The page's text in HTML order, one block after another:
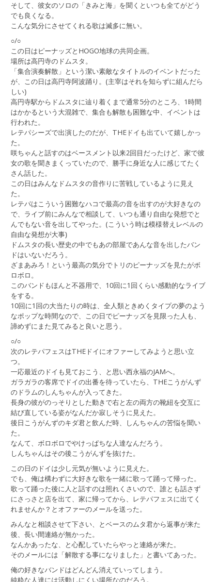
そして、彼女のソロの「きみと海」を聞くといつも全てがどう
でも良くなる。
こんな気分にさせてくれる歌は滅多に無い。
○/○
この日はピーナッズとHOGO地球の共同企画。
場所は高円寺のドムスタ。
「集合演奏解散」という潔い素敵なタイトルのイベントだった
が、この日は高円寺阿波踊り。(主宰はそれを知らずに組んだら
しい)
高円寺駅からドムスタに辿り着くまで通常5分のところ、1時間
はかかるという大混雑で、集合も解散も困難な中、イベントは
行われた。
レテパシーズで出演したのだが、THEドイも出ていて嬉しかっ
た。
咲ちゃんと話すのはベースメント以来2回目だったけど、家で彼
女の歌を聞きまくっていたので、勝手に身近な人に感じてたく
さん話した。
この日はみんなドムスタの音作りに苦戦しているように見え
た。
レテパはこういう困難なハコで最高の音を出すのが大好きなの
で、ライブ前にみんなで相談して、いつも通り自由な発想でと
んでもない音を出してやった。(こういう時は模様替えレベルの
自由な発想が大事)
ドムスタの長い歴史の中でもあの部屋であんな音を出したバン
ドはいないだろう。
ざまあみろ！という最高の気分でトリのピーナッズを見たがボ
ロボロ。
このバンドもほんと不器用で、10回に1回くらい感動的なライブ
をする。
10回に1回の大当たりの時は、全人類ときめくタイプの夢のよう
なポップな時間なので、この日でピーナッズを見限った人も、
諦めずにまた見てみると良いと思う。
○/○
次のレテパフェスはTHEドイにオファーしてみようと思い立
つ。
一応最近のドイも見ておこう、と思い西永福のJAMへ。
ガラガラの客席でドイの出番を待っていたら、THEこうがんず
のドラムのしんちゃんが入ってきた。
長身の彼がのっそりとした動きで右と左の両方の靴紐を交互に
結び直している姿がなんだか寂しそうに見えた。
後日こうがんずのキダ君と飲んだ時、しんちゃんの苦悩を聞い
た。
なんて、ボロボロでやけっぱちな人達なんだろう。
しんちゃんはその後こうがんずを抜けた。
この日のドイは少し元気が無いように見えた。
でも、俺は構わずに大好きな歌を一緒に歌って踊って帰った。
歌って踊った後に人と話すのは照れくさいので、誰とも話さず
にさっさと店を出て、家に帰ってから、レテパフェスに出てく
れませんか？とオファーのメールを送った。
みんなと相談させて下さい、とベースのムタ君から返事が来た
後、長い間連絡が無かった。
なんかあったな、と心配していたらやっと連絡が来た。
そのメールには「解散する事になりました」と書いてあった。
俺の好きなバンドはどんどん消えていってしまう。
純粋な人達には活動しにくい場所なのだろう。